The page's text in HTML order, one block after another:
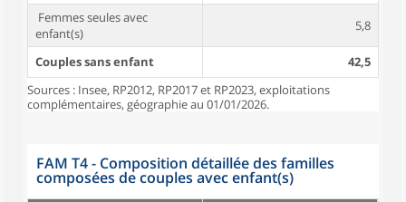
Femmes seules avec
enfant(s)
5,8
Couples sans enfant
42,5
Sources : Insee, RP2012, RP2017 et RP2023, exploitations
complémentaires, géographie au 01/01/2026.
FAM T4 - Composition détaillée des familles
composées de couples avec enfant(s)